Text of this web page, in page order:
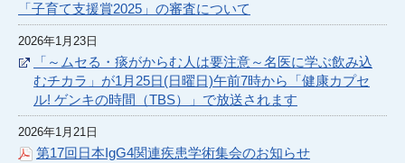
「子育て支援賞2025」の審査について
2026年1月23日
「～ムセる・痰がからむ人は要注意～名医に学ぶ飲み込
むチカラ」が1月25日(日曜日)午前7時から「健康カプセ
ル! ゲンキの時間（TBS）」で放送されます
2026年1月21日
第17回日本IgG4関連疾患学術集会のお知らせ